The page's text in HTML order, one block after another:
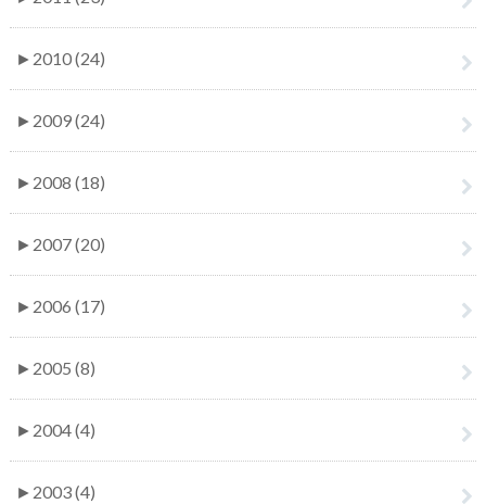
► 2010 (24)
► 2009 (24)
► 2008 (18)
► 2007 (20)
► 2006 (17)
► 2005 (8)
► 2004 (4)
► 2003 (4)